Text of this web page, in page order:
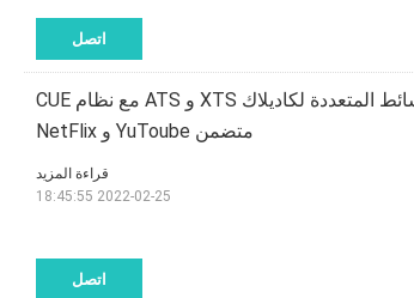
اتصل
واجهة فيديو PX6 لاسلكية / Android للوسائط المتعددة لكاديلاك XTS و ATS مع نظام CUE
متضمن YuToube و NetFlix
اتصل
قراءة المزيد
2022-02-25 18:45:55